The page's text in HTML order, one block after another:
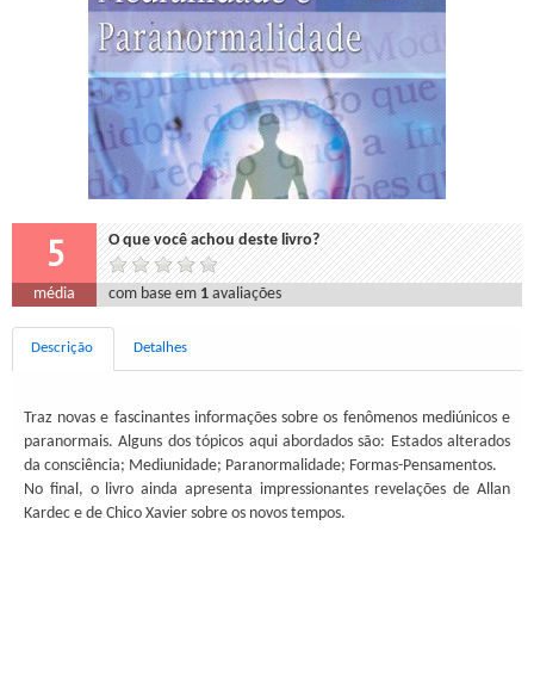
5 O que você achou deste livro?
média com base em 1 avaliações
Descrição Detalhes
Traz novas e fascinantes informações sobre os fenômenos mediúnicos e
paranormais. Alguns dos tópicos aqui abordados são: Estados alterados
da consciência; Mediunidade; Paranormalidade; Formas-Pensamentos.
No final, o livro ainda apresenta impressionantes revelações de Allan
Kardec e de Chico Xavier sobre os novos tempos.